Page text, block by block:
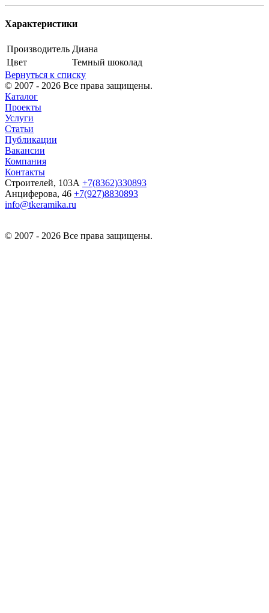
Характеристики
Производитель Диана
Цвет
Темный шоколад
Вернуться к списку
© 2007 - 2026 Все права защищены.
Каталог
Проекты
Услуги
Статьи
Публикации
Вакансии
Компания
Контакты
Строителей, 103А +7(8362)330893
Анциферова, 46 +7(927)8830893
info@tkeramika.ru
© 2007 - 2026 Все права защищены.